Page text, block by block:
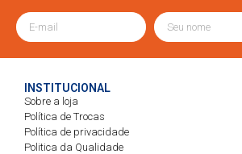
INSTITUCIONAL
Sobre a loja
Política de Trocas
Política de privacidade
Politica da Qualidade